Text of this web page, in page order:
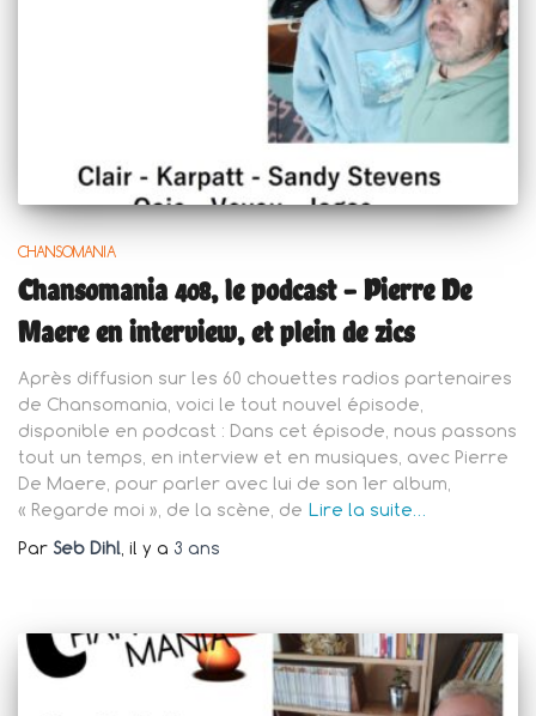
CHANSOMANIA
Chansomania 408, le podcast – Pierre De
Maere en interview, et plein de zics
Après diffusion sur les 60 chouettes radios partenaires
de Chansomania, voici le tout nouvel épisode,
disponible en podcast : Dans cet épisode, nous passons
tout un temps, en interview et en musiques, avec Pierre
De Maere, pour parler avec lui de son 1er album,
« Regarde moi », de la scène, de Lire la suite…
Par Seb Dihl , il y a 3 ans